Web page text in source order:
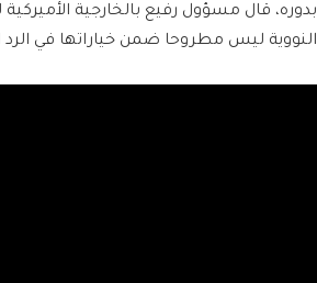
بدوره، قال مسؤول رفيع بالخارجية
النووية ليس مطروحا ضمن خياراتها في